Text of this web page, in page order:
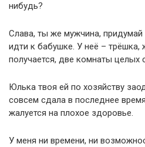
нибудь?
Слава, ты же мужчина,
идти к бабушке. У неё – трёшка,
получается, две комнаты целых
Юлька твоя ей по хозяйству
совсем сдала в последнее
жалуется на плохое здоровье.
У меня ни времени, ни